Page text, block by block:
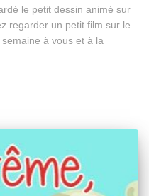
le petit dessin animé sur
regarder un petit film sur le
à vous et à la